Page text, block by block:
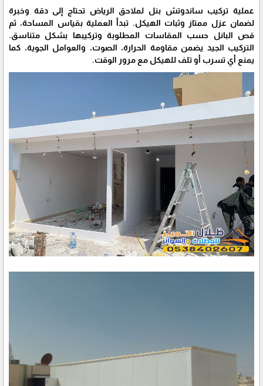
عملية تركيب ساندوتش بنل لملاحق الرياض تحتاج إلى دقة وخبرة
لضمان عزل ممتاز وثبات الهيكل. تبدأ العملية بقياس المساحة، ثم
قص البانل حسب المقاسات المطلوبة وتركيبها بشكل متناسق.
التركيب الجيد يضمن مقاومة الحرارة، الصوت، والعوامل الجوية، كما
يمنع أي تسرب أو تلف للهيكل مع مرور الوقت.